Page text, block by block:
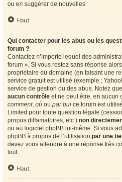
ou en suggérer de nouvelles.
Haut
Qui contacter pour les abus ou les
forum ?
Contactez n’importe lequel des
forum ». Si vous restez sans réponse
propriétaire du domaine (en faisant une
service gratuit est utilisé (exemple :
service de gestion ou des abus. Notez
aucun contrôle et ne peut être, en aucun
comment, où ou par qui ce forum est
Limited pour toute question légale
propos diffamatoires, etc.) non
ou au logiciel phpBB lui-même. Si vous
phpBB à propos de l’utilisation par une
devez vous attendre à une réponse très
tout.
Haut